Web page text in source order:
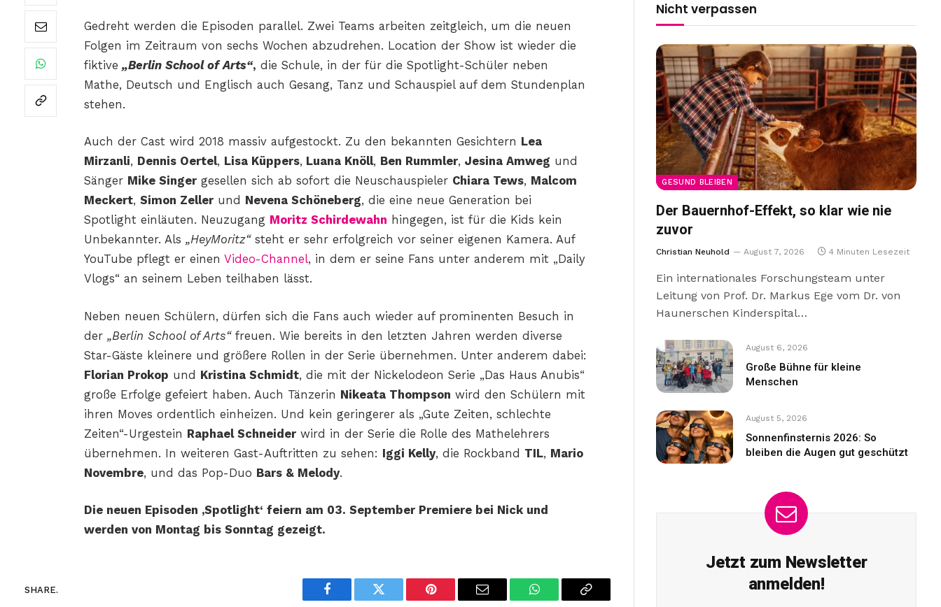
Gedreht werden die Episoden parallel. Zwei Teams arbeiten zeitgleich, um die neuen
Folgen im Zeitraum von sechs Wochen abzudrehen. Location der Show ist wieder die
fiktive „Berlin School of Arts“, die Schule, in der für die Spotlight-Schüler neben
Mathe, Deutsch und Englisch auch Gesang, Tanz und Schauspiel auf dem Stundenplan
stehen.
Auch der Cast wird 2018 massiv aufgestockt. Zu den bekannten Gesichtern Lea
Mirzanli, Dennis Oertel, Lisa Küppers,Luana Knöll, Ben Rummler, Jesina Amweg und
Sänger Mike Singergesellen sich ab sofort die Neuschauspieler Chiara Tews, Malcom
Meckert, Simon Zellerund Nevena Schöneberg, die eine neue Generation bei
Spotlight einläuten. Neuzugang Moritz Schirdewahn hingegen, ist für die Kids kein
Unbekannter. Als „HeyMoritz“steht er sehr erfolgreich vor seiner eigenen Kamera. Auf
YouTube pflegt er einen Video-Channel, in dem er seine Fans unter anderem mit „Daily
Vlogs“ an seinem Leben teilhaben lässt.
Neben neuen Schülern, dürfen sich die Fans auch wieder auf prominenten Besuch in
der„Berlin School of Arts“freuen. Wie bereits in den letzten Jahren werden diverse
Star-Gäste kleinere und größere Rollen in der Serie übernehmen. Unter anderem dabei:
Florian Prokop und Kristina Schmidt, die mit der Nickelodeon Serie „Das Haus Anubis“
große Erfolge gefeiert haben. Auch Tänzerin Nikeata Thompson wird den Schülern mit
ihren Moves ordentlich einheizen. Und kein geringerer als „Gute Zeiten, schlechte
Zeiten“-Urgestein Raphael Schneiderwird in der Serie die Rolle des Mathelehrers
übernehmen. In weiteren Gast-Auftritten zu sehen: Iggi Kelly, die Rockband TIL, Mario
Novembre, und das Pop-Duo Bars & Melody.
Die neuen Episoden ‚Spotlight‘ feiern am 03. September Premiere bei Nick und
werden von Montag bis Sonntag gezeigt.
SHARE.
Facebook Twitter Pinterest Email WhatsAppCopy
Nicht verpassen
GESUND BLEIBEN
Der Bauernhof-Effekt, so klar wie nie
zuvor
Christian Neuhold August 7, 2026 4 Minuten Lesezeit
Ein internationales Forschungsteam unter
Leitung von Prof. Dr. Markus Ege vom Dr. von
Haunerschen Kinderspital…
August 6, 2026
Große Bühne für kleine
Menschen
August 5, 2026
Sonnenfinsternis 2026: So
bleiben die Augen gut geschützt
Jetzt zum Newsletter
anmelden!